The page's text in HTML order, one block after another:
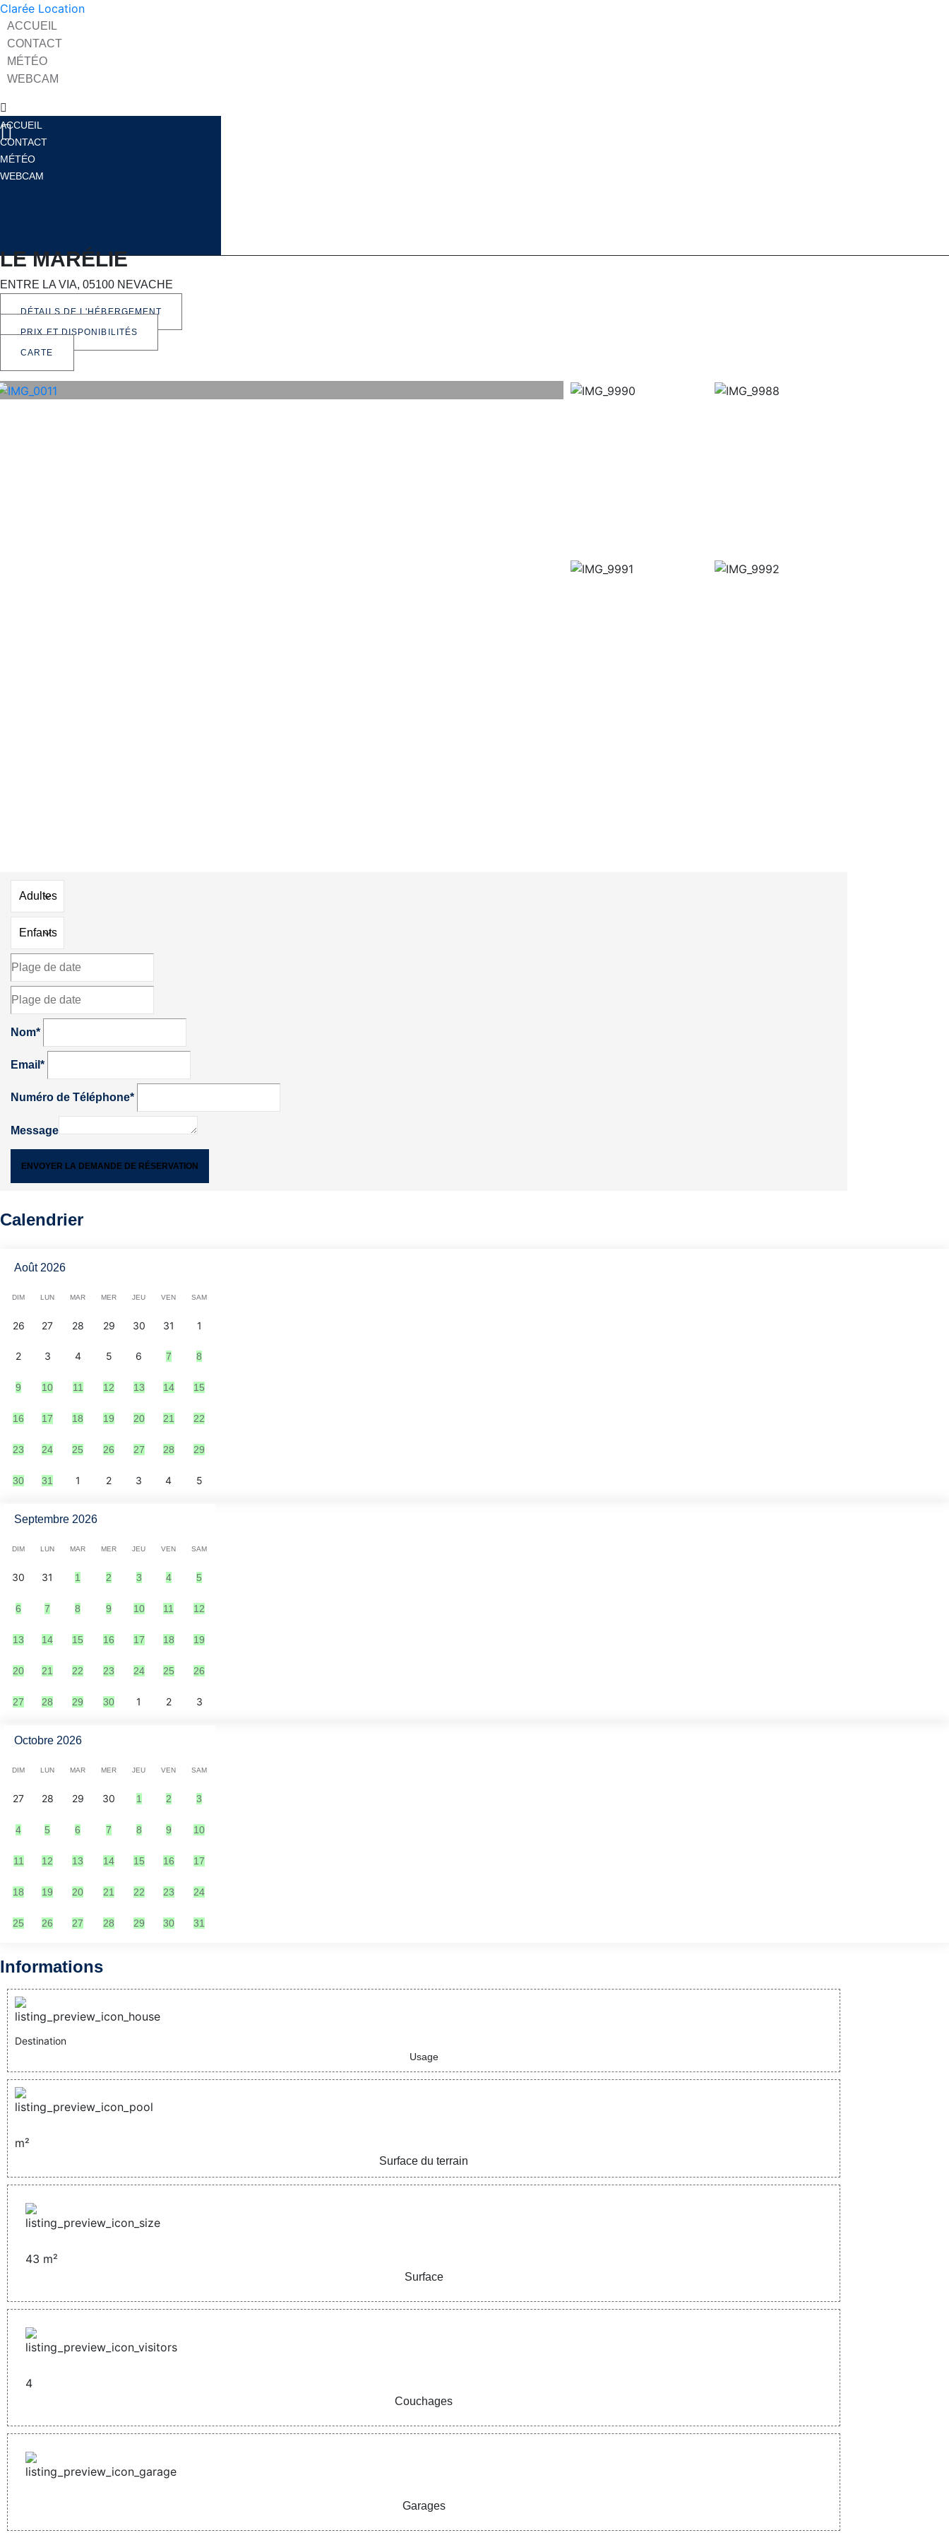
Clarée Location
ACCUEIL
CONTACT
MÉTÉO
WEBCAM
ACCUEIL
CONTACT
MÉTÉO
WEBCAM
LE MARÉLIE
ENTRE LA VIA, 05100 NEVACHE
DÉTAILS DE L'HÉBERGEMENT
PRIX ET DISPONIBILITÉS
CARTE
Nom*
Email*
Numéro de Téléphone*
Message
ENVOYER LA DEMANDE DE RÉSERVATION
Calendrier
Août 2026
DIM LUN MAR MER JEU VEN SAM
26 27 28 29 30 31 1
2 3 4 5 6 7 8
9 10 11 12 13 14 15
16 17 18 19 20 21 22
23 24 25 26 27 28 29
30 31 1 2 3 4 5
Septembre 2026
DIM LUN MAR MER JEU VEN SAM
30 31 1 2 3 4 5
6 7 8 9 10 11 12
13 14 15 16 17 18 19
20 21 22 23 24 25 26
27 28 29 30 1 2 3
Octobre 2026
DIM LUN MAR MER JEU VEN SAM
27 28 29 30 1 2 3
4 5 6 7 8 9 10
11 12 13 14 15 16 17
18 19 20 21 22 23 24
25 26 27 28 29 30 31
Informations
Destination
Usage
m²
Surface du terrain
43 m²
Surface
4
Couchages
Garages